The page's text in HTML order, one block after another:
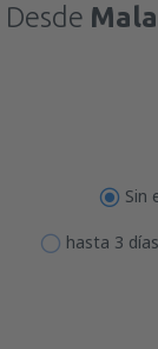
Desde
Sin
hasta 3 días